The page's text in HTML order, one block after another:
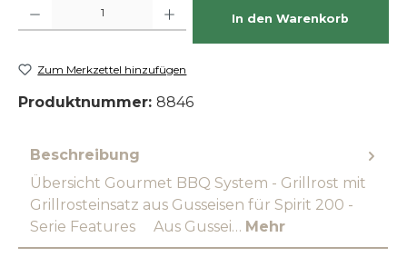
In den Warenkorb
Zum Merkzettel hinzufügen
Produktnummer: 8846
Beschreibung
Übersicht Gourmet BBQ System - Grillrost mit
Grillrosteinsatz aus Gusseisen für Spirit 200 -
Serie Features Aus Gussei… Mehr